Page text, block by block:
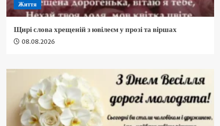
Життя
Щирі слова хрещеній з ювілеєм у прозі та віршах
08.08.2026